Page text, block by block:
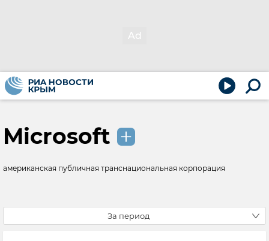
Microsoft
американская публичная транснациональная корпорация
За период